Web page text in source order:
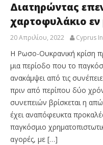
Διατηρώντας
χαρτοφυλάκιο
20 Απριλίου, 2022 Cyprus
Η Ρωσο-Ουκρανική κρίση
μια περίοδο που το
ανακάμψει από τις
πριν από περίπου δύο
συνεπειών βρίσκεται η
έχει αναπόφευκτα
παγκόσμιο
αγορές, με […]